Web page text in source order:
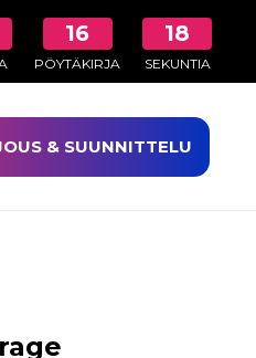
16
PÖYTÄKIRJA
17
SEKUNTIA
& SUUNNITTELU